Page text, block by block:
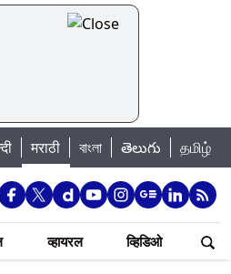
Satta Matka: मधूर सट्टा मटका बद्दल काही
मराठी বাংলা తెలుగు தமிழ்
व्हायरल व्हिडिओ